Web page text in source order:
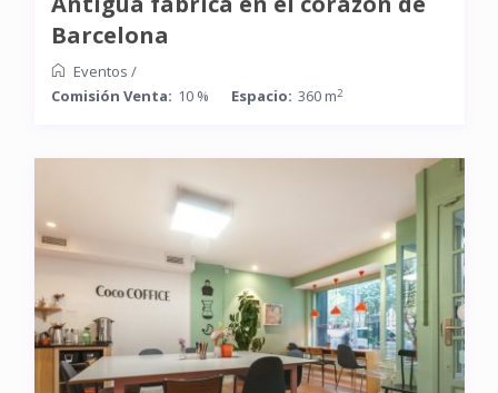
Barcelona
Eventos /
Comisión Venta: 10 % Espacio: 360 m2